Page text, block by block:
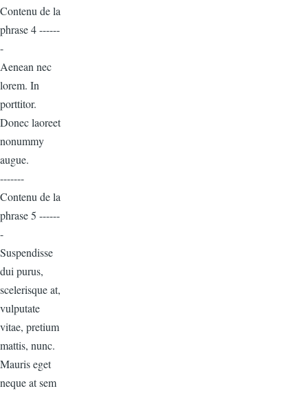
Contenu de la
phrase 4 ------
-
Aenean nec
lorem. In
porttitor.
Donec laoreet
nonummy
augue.
-------
Contenu de la
phrase 5 ------
-
Suspendisse
dui purus,
scelerisque at,
vulputate
vitae, pretium
mattis, nunc.
Mauris eget
neque at sem